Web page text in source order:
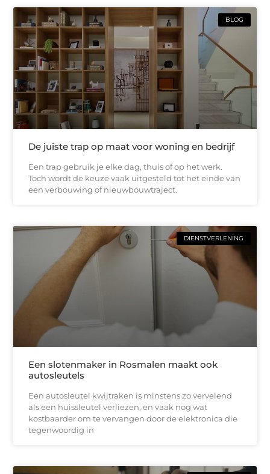
BLOG
De juiste trap op maat voor woning en bedrijf
Een trap gebruik je elke dag, thuis of op het werk.
Toch wordt de keuze vaak uitgesteld tot het einde van
een verbouwing of nieuwbouwtraject.
DIENSTVERLENING
Een slotenmaker in Rosmalen maakt ook
autosleutels
Een autosleutel kwijtraken is minstens zo vervelend
als een huissleutel verliezen, en vaak nog wat
kostbaarder om te vervangen door de elektronica die
tegenwoordig in